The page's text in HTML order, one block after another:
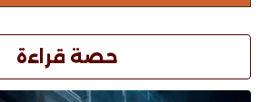
حصة قراءة